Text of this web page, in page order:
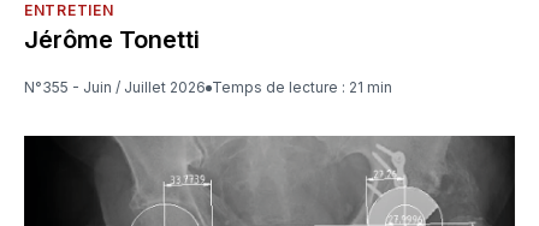
ENTRETIEN
Jérôme Tonetti
N°355 - Juin / Juillet 2026 Temps de lecture : 21 min